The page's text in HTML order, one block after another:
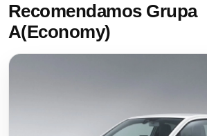
Recomendamos Grupa
A(Economy)